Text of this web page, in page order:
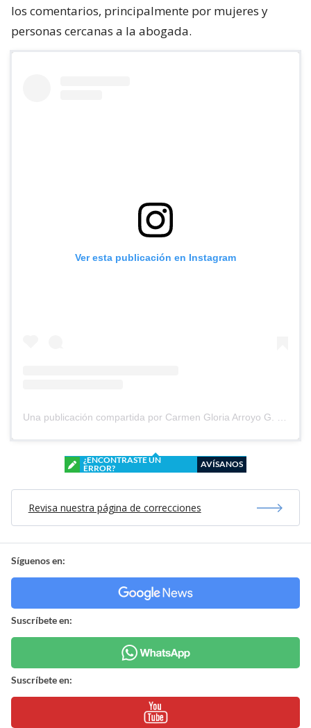
los comentarios, principalmente por mujeres y
personas cercanas a la abogada.
Ver esta publicación en Instagram
Una publicación compartida por Carmen Gloria Arroyo G. (@cg_arroyo)
¿ENCONTRASTE UN
ERROR?
AVÍSANOS
Revisa nuestra página de correcciones
Síguenos en:
Suscríbete en:
Suscríbete en: